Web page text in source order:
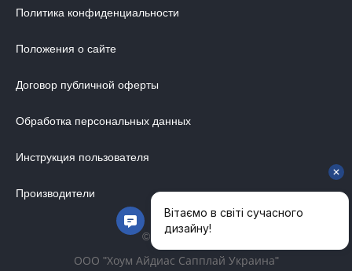
МЕБЕЛЬ В ДЕТСКУЮ
ОБОИ ДЛЯ СТЕН
МАТРАС
МЕБЕЛЬ ДЛЯ ОФИСА
УЛИЧНАЯ МЕБЕЛЬ
АКУСТИЧЕСКИЕ ПЕРЕГОРОДКИ
Политика конфиденциальности
Положения о сайте
Договор публичной оферты
Обработка персональных данных
Инструкция пользователя
Производители
© 2014-2026
ООО "Хоум Айдиас Сапплай Украина"